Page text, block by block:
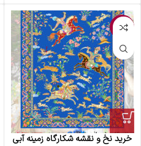
-3%
خرید نخ و نقشه شکارگاه زمینه آبی